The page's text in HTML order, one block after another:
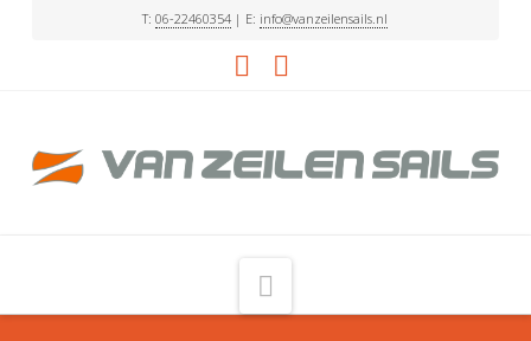
T:06-22460354 | E: info@vanzeilensails.nl